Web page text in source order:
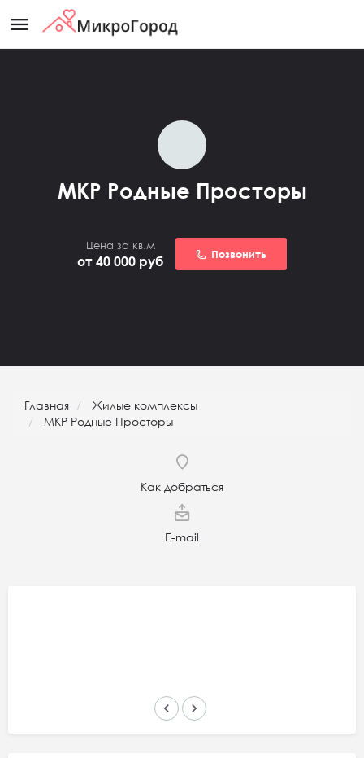
menu
МКР Родные Просторы
Цена за кв.м
от 40 000 руб Позвонить
Главная
Жилые комплексы
МКР Родные Просторы
Как добраться
E-mail
keyboard_arrow_left keyboard_arrow_right